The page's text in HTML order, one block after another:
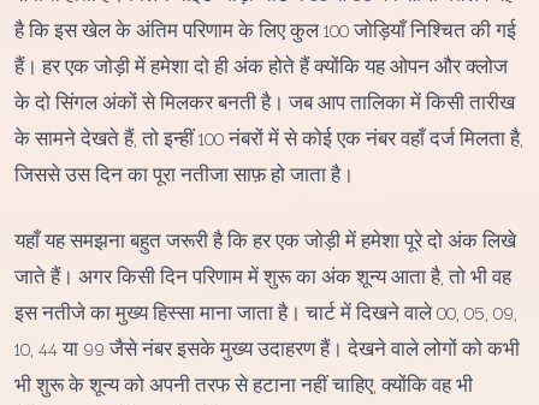
है कि इस खेल के अंतिम परिणाम के लिए कुल 100 जोड़ियाँ निश्चित की गई
हैं। हर एक जोड़ी में हमेशा दो ही अंक होते हैं क्योंकि यह ओपन और क्लोज
के दो सिंगल अंकों से मिलकर बनती है। जब आप तालिका में किसी तारीख
के सामने देखते हैं, तो इन्हीं 100 नंबरों में से कोई एक नंबर वहाँ दर्ज मिलता है,
जिससे उस दिन का पूरा नतीजा साफ़ हो जाता है।
यहाँ यह समझना बहुत जरूरी है कि हर एक जोड़ी में हमेशा पूरे दो अंक लिखे
जाते हैं। अगर किसी दिन परिणाम में शुरू का अंक शून्य आता है, तो भी वह
इस नतीजे का मुख्य हिस्सा माना जाता है। चार्ट में दिखने वाले 00, 05, 09,
10, 44 या 99 जैसे नंबर इसके मुख्य उदाहरण हैं। देखने वाले लोगों को कभी
भी शुरू के शून्य को अपनी तरफ से हटाना नहीं चाहिए, क्योंकि वह भी